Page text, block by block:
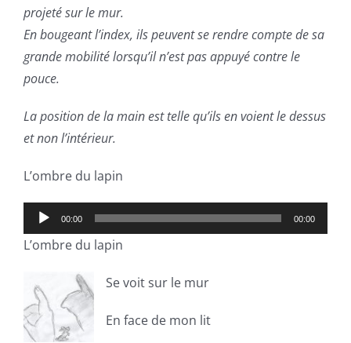
projeté sur le mur.
En bougeant l’index, ils peuvent se rendre comptede sa
grande mobilité lorsqu’il n’est pas appuyé contre le
pouce.
La position de la main est telle qu’ils en voient le dessus
et non l’intérieur.
L’ombre du lapin
Lecteur
audio
00:00 00:00
L’ombre du lapin
Se voit sur le mur
En face de mon lit